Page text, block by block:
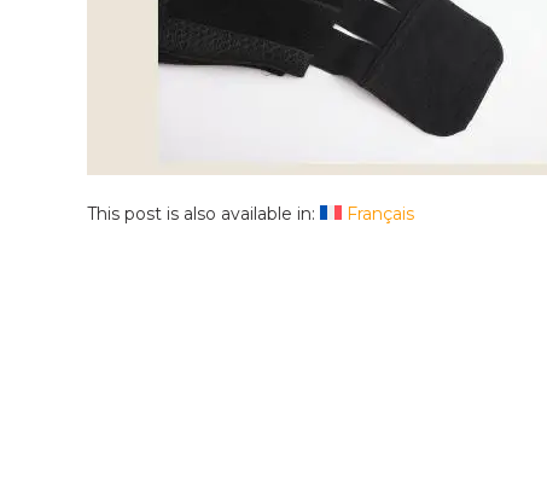
This post is also available in: Français